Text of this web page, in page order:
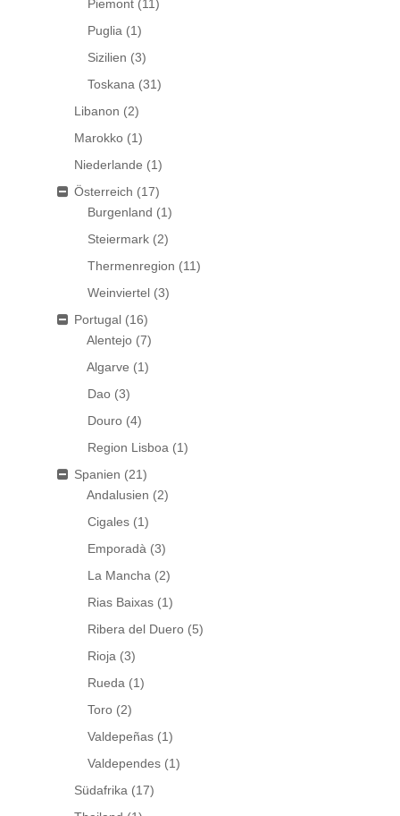
Piemont (11)
Puglia (1)
Sizilien (3)
Toskana (31)
Libanon (2)
Marokko (1)
Niederlande (1)
Österreich (17)
Burgenland (1)
Steiermark (2)
Thermenregion (11)
Weinviertel (3)
Portugal (16)
Alentejo (7)
Algarve (1)
Dao (3)
Douro (4)
Region Lisboa (1)
Spanien (21)
Andalusien (2)
Cigales (1)
Emporadà (3)
La Mancha (2)
Rias Baixas (1)
Ribera del Duero (5)
Rioja (3)
Rueda (1)
Toro (2)
Valdepeñas (1)
Valdependes (1)
Südafrika (17)